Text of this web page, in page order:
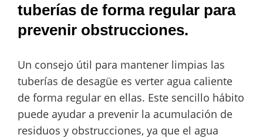
tuberías de forma regular para
prevenir obstrucciones.
Un consejo útil para mantener limpias las
tuberías de desagüe es verter agua caliente
de forma regular en ellas. Este sencillo hábito
puede ayudar a prevenir la acumulación de
residuos y obstrucciones, ya que el agua